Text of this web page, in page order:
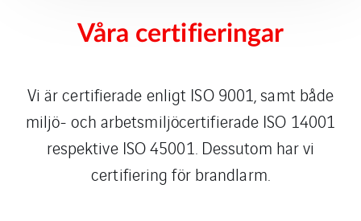
Våra certifieringar
Vi är certifierade enligt ISO 9001, samt både
miljö- och arbetsmiljöcertifierade ISO 14001
respektive ISO 45001. Dessutom har vi
certifiering för brandlarm.